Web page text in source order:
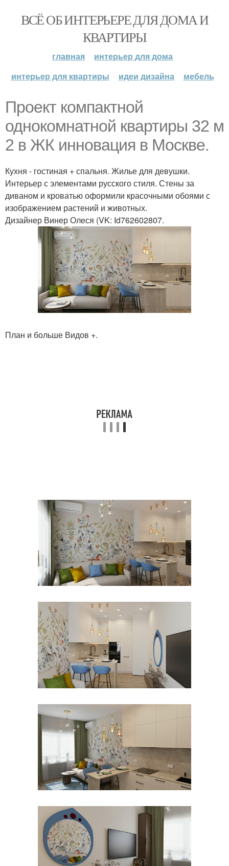
ВСЁ ОБ ИНТЕРЬЕРЕ ДЛЯ ДОМА И
КВАРТИРЫ
главная
интерьер для дома
интерьер для квартиры
идеи дизайна мебель
Проект компактной
однокомнатной квартиры 32 м
2 в ЖК инновация в Москве.
Кухня - гостиная + спальня. Жилье для девушки.
Интерьер с элементами русского стиля. Стены за
диваном и кроватью оформили красочными обоями с
изображением растений и животных.
Дизайнер Винер Олеся (VK: Id762602807.
План и больше Видов +.